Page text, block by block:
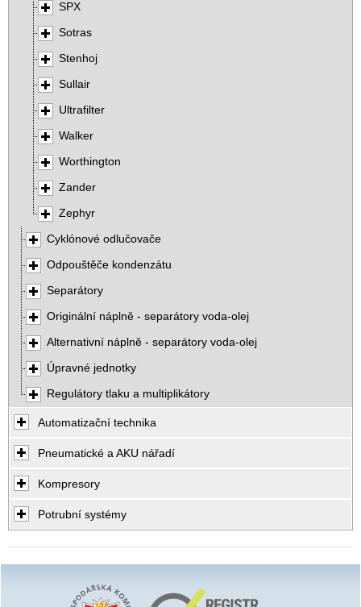
SPX
Sotras
Stenhoj
Sullair
Ultrafilter
Walker
Worthington
Zander
Zephyr
Cyklónové odlučovače
Odpouštěče kondenzátu
Separátory
Originální náplně - separátory voda-olej
Alternativní náplně - separátory voda-olej
Úpravné jednotky
Regulátory tlaku a multiplikátory
Automatizační technika
Pneumatické a AKU nářadí
Kompresory
Potrubní systémy